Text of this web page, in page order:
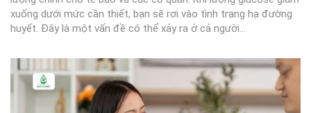
xuống dưới mức cần thiết, bạn sẽ rơi vào tình trạng hạ đường
huyết. Đây là một vấn đề có thể xảy ra ở cả người...